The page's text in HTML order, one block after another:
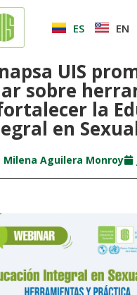
ES EN
UIS
sobre
la
en
Milena Aguilera Monroy